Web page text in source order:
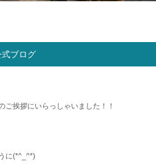
式ブログ
ご挨拶にいらっしゃいました！！
に(*^_^*)